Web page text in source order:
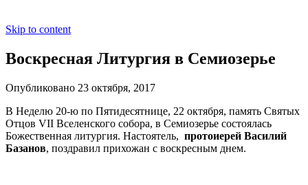
Skip to content
Воскресная Литургия в Семиозерье
Опубликовано 23 октября, 2017
В Неделю 20-ю по Пятидесятнице, 22 октября, память Святых
Отцов VII Вселенского собора, в Семиозерье состоялась
Божественная литургия. Настоятель, протоиерей Василий
Базанов, поздравил прихожан с воскресным днем.